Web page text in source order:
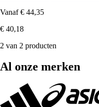
Vanaf € 44,35
€ 40,18
2 van 2 producten
Al onze merken